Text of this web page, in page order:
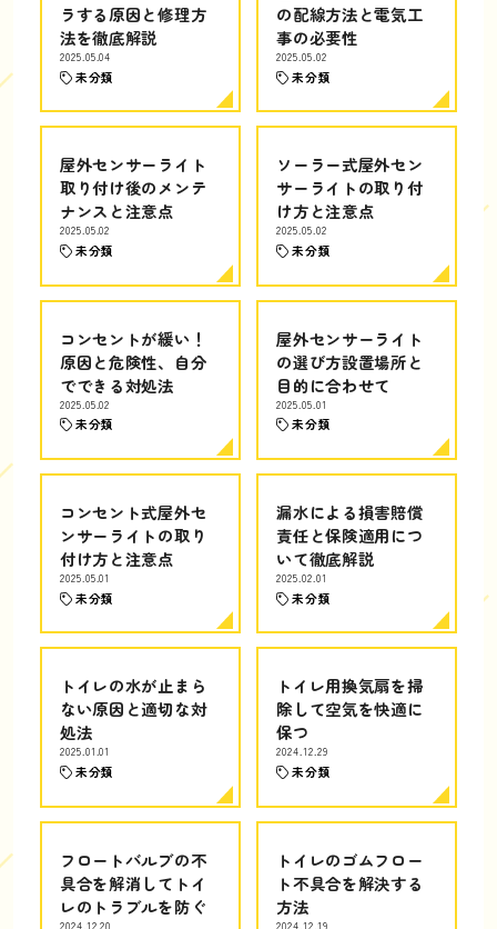
ラする原因と修理方
法を徹底解説
2025.05.04
未分類
の配線方法と電気工
事の必要性
2025.05.02
未分類
屋外センサーライト
取り付け後のメンテ
ナンスと注意点
2025.05.02
未分類
ソーラー式屋外セン
サーライトの取り付
け方と注意点
2025.05.02
未分類
コンセントが緩い！
原因と危険性、自分
でできる対処法
2025.05.02
未分類
屋外センサーライト
の選び方設置場所と
目的に合わせて
2025.05.01
未分類
コンセント式屋外セ
ンサーライトの取り
付け方と注意点
2025.05.01
未分類
漏水による損害賠償
責任と保険適用につ
いて徹底解説
2025.02.01
未分類
トイレの水が止まら
ない原因と適切な対
処法
2025.01.01
未分類
トイレ用換気扇を掃
除して空気を快適に
保つ
2024.12.29
未分類
フロートバルブの不
具合を解消してトイ
レのトラブルを防ぐ
2024.12.20
トイレのゴムフロー
ト不具合を解決する
方法
2024.12.19